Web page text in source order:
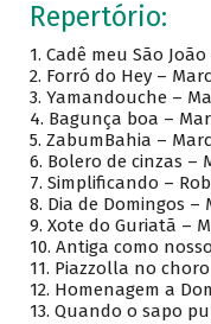
Repertório:
1. Cadê meu São
2. Forró do Hey –
3. Yamandouche –
4. Bagunça boa –
5. ZabumBahia –
6. Bolero de cinzas –
7. Simplificando –
8. Dia de Domingos –
9. Xote do Guriatã –
10. Antiga como
11. Piazzolla no
12. Homenagem a
13. Quando o sapo